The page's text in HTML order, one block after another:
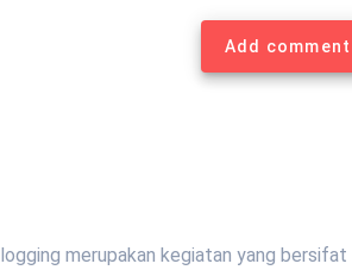
Add comment
merupakan kegiatan yang bersifat